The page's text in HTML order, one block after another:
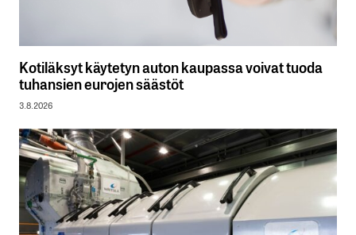
Kotiläksyt käytetyn auton kaupassa voivat tuoda
tuhansien eurojen säästöt
3.8.2026